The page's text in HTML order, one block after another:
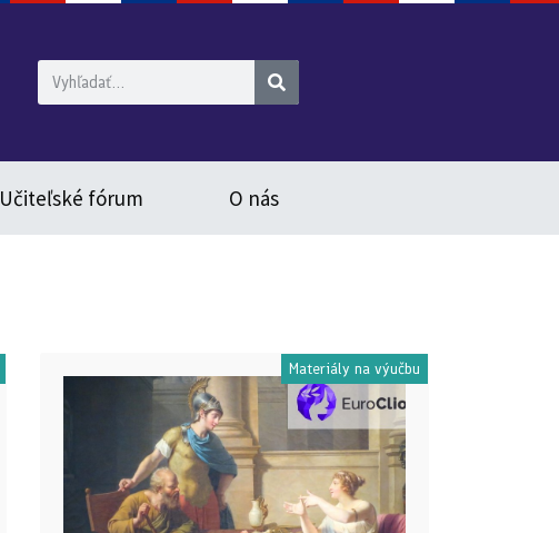
Učiteľské fórum O nás
Materiály na výučbu